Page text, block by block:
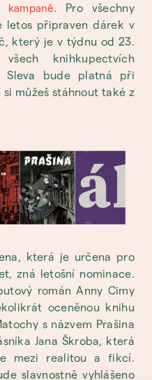
. Pro všechny
letos připraven dárek v
který je v týdnu od 23.
knihkupectvích
Sleva bude platná při
můžeš stáhnout také z
která je určena pro
zná letošní nominace.
román Anny Cimy
oceněnou knihu
s názvem Prašina
Jana Škroba, která
mezi realitou a fikcí.
slavnostně vyhlášeno